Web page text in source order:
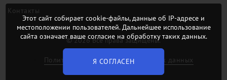
Контакты
© 2026 Все права защищены.
Политика обработки персональных данных
Этот сайт собирает cookie-файлы, данные об IP-адресе и
местоположении пользователей. Дальнейшее использование
сайта означает ваше согласие на обработку таких данных.
Я СОГЛАСЕН